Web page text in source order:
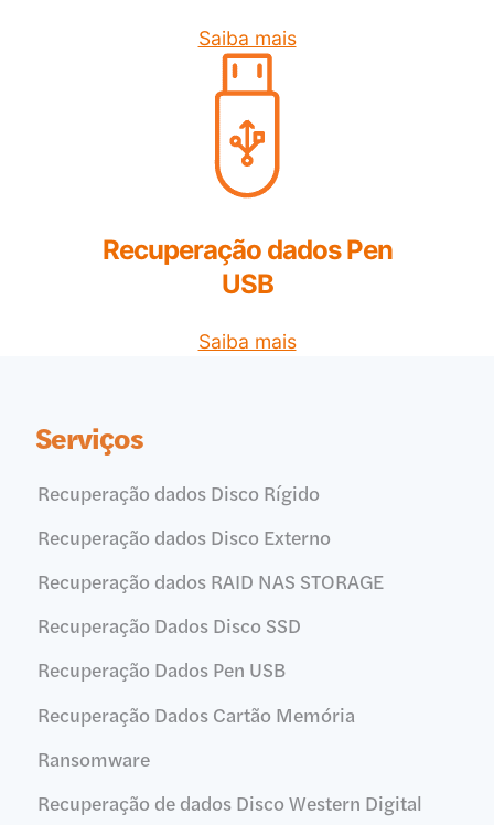
Saiba mais
Recuperação dados Pen
USB
Saiba mais
Serviços
Recuperação dados Disco Rígido
Recuperação dados Disco Externo
Recuperação dados RAID NAS STORAGE
Recuperação Dados Disco SSD
Recuperação Dados Pen USB
Recuperação Dados Cartão Memória
Ransomware
Recuperação de dados Disco Western Digital